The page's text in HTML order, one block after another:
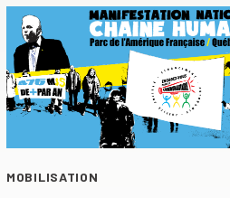
MOBILISATION